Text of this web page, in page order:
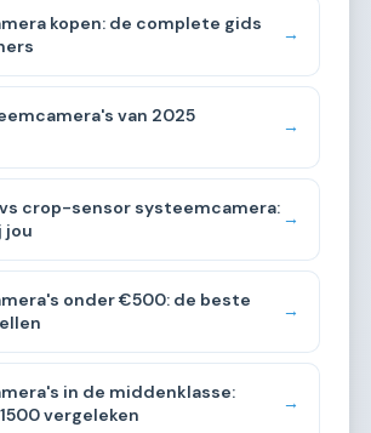
kopen: de complete gids
→
van 2025
→
crop-sensor systeemcamera:
jou
→
onder €500: de beste
→
in de middenklasse:
vergeleken
→